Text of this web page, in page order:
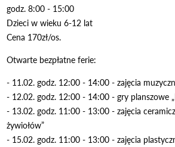
godz. 8:00 - 15:00
Dzieci w wieku 6-12 lat
Cena 170zł/os.
Otwarte bezpłatne ferie:
- 11.02. godz. 12:00 - 14:00 - zajęcia
- 12.02. godz. 12:00 - 14:00 - gry planszowe
- 13.02. godz. 11:00 - 13:00 - zajęcia
żywiołów”
- 15.02. godz. 11:00 - 13:00 - zajęcia